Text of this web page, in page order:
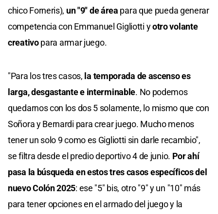
chico Forneris), un "9" de área para que pueda generar
competencia con Emmanuel Gigliotti yotro volante
creativopara armar juego.
"Para los tres casos, la temporada de ascenso es
larga, desgastante e interminable. No podemos
quedarnos con los dos 5 solamente, lo mismo que con
Soñora y Bernardi para crear juego. Mucho menos
tener un solo 9 como es Gigliotti sin darle recambio",
se filtra desde el predio deportivo 4 de junio. Por ahí
pasa la búsqueda en estos tres casos específicos del
nuevo Colón 2025: ese "5" bis, otro "9" y un "10" más
para tener opciones en el armado del juego y la